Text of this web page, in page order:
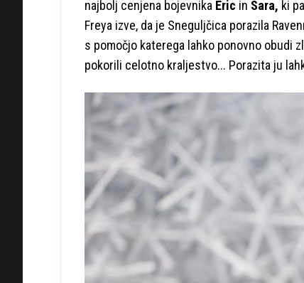
najbolj cenjena bojevnika Eric in Sara, ki
Freya izve, da je Sneguljčica porazila
s pomočjo katerega lahko ponovno obudi
pokorili celotno kraljestvo... Porazita ju